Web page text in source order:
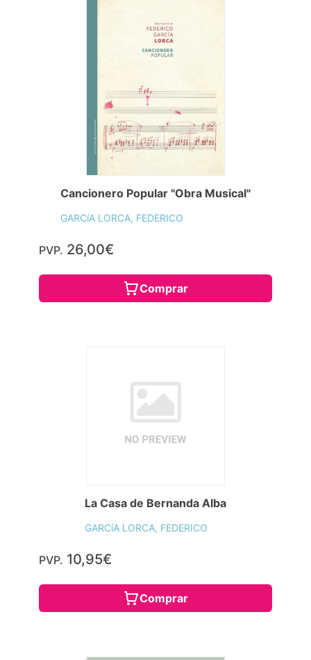
Cancionero Popular "Obra Musical"
GARCíA LORCA, FEDERICO
PVP. 26,00€
Comprar
La Casa de Bernanda Alba
GARCíA LORCA, FEDERICO
PVP. 10,95€
Comprar